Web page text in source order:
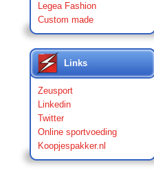
Legea Fashion
Custom made
Links
Zeusport
Linkedin
Twitter
Online sportvoeding
Koopjespakker.nl